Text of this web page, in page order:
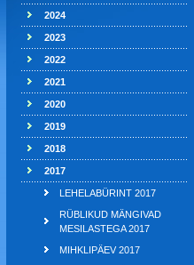
2024
2023
2022
2021
2020
2019
2018
2017
LEHELABÜRINT 2017
RÜBLIKUD MÄNGIVAD
MESILASTEGA 2017
MIHKLIPÄEV 2017